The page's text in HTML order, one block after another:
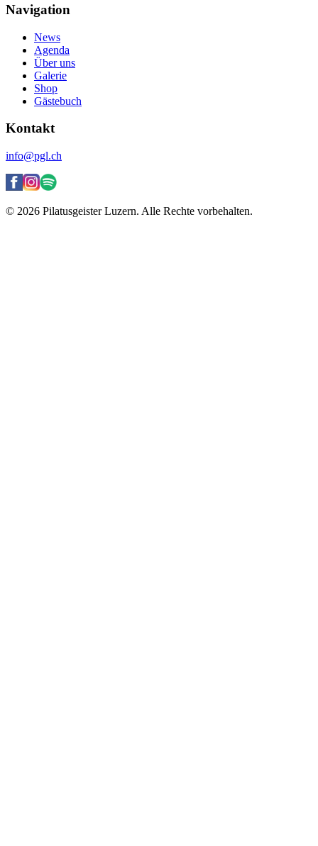
Navigation
News
Agenda
Über uns
Galerie
Shop
Gästebuch
Kontakt
info@pgl.ch
© 2026 Pilatusgeister Luzern. Alle Rechte vorbehalten.